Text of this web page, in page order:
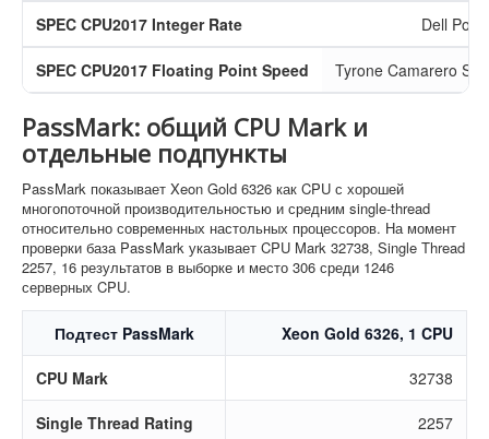
SPEC CPU2017 Integer Rate Dell
SPEC CPU2017 Floating Point Speed Tyrone Camarero
PassMark: общий CPU Mark и
отдельные подпункты
PassMark показывает Xeon Gold 6326 как CPU с хорошей
многопоточной производительностью и средним single-thread
относительно современных настольных процессоров. На момент
проверки база PassMark указывает CPU Mark 32738, Single Thread
2257, 16 результатов в выборке и место 306 среди 1246
серверных CPU.
Подтест PassMark Xeon Gold 6326, 1 CPU
CPU Mark 32738
Single Thread Rating 2257